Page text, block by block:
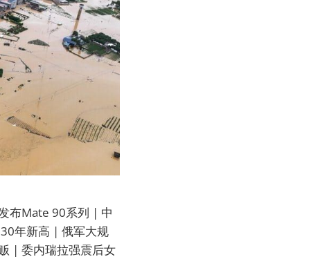
布Mate 90系列 | 中
年新高 | 俄军大规
| 委内瑞拉强震后女